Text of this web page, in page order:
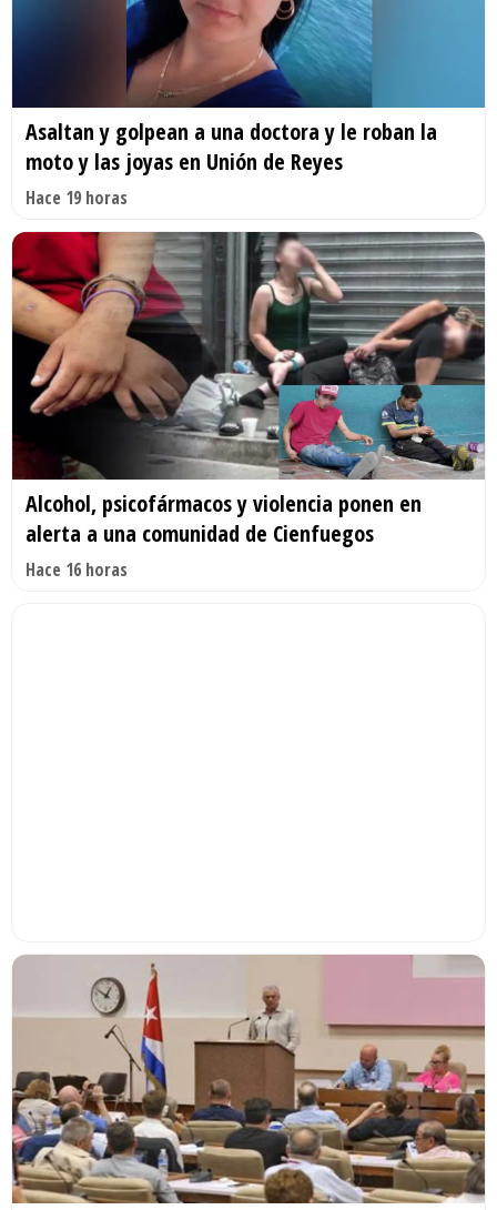
Asaltan y golpean a una doctora y le roban la
moto y las joyas en Unión de Reyes
Hace 19 horas
Alcohol, psicofármacos y violencia ponen en
alerta a una comunidad de Cienfuegos
Hace 16 horas